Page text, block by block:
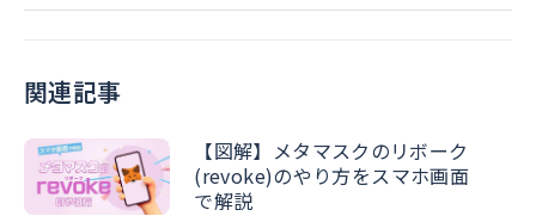
関連記事
【図解】メタマスクのリボーク
(revoke)のやり方をスマホ画面
で解説